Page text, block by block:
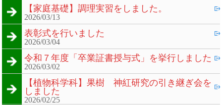
【家庭基礎】調理実習をしました。
2026/03/13
表彰式を行いました
2026/03/04
令和７年度「卒業証書授与式」を挙行しました
2026/03/02
【植物科学科】果樹 神紅研究の引き継ぎ会を
しました
2026/02/25